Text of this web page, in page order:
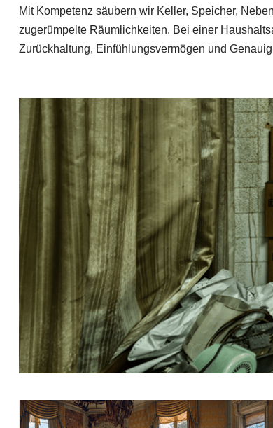
Mit Kompetenz säubern wir Keller, Speicher,
zugerümpelte Räumlichkeiten. Bei einer
Zurückhaltung, Einfühlungsvermögen und